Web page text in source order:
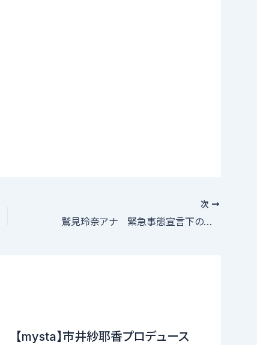
次
鷲見玲奈アナ 緊急事態宣言下の深夜ほろ酔いデート
【mysta】市井紗耶香プロデュース